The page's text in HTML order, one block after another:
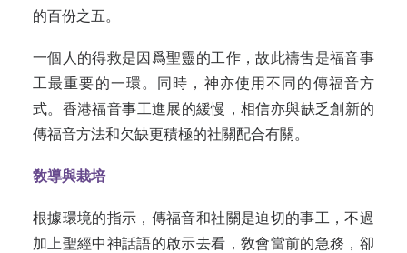
的百份之‍五。‍
一個人的得救是因爲聖靈的工作，故‍此禱吿是福音事
工最重要的一環。同時，神亦使用不同的傳福音方
式。香港福音事工進展的緩慢，相信亦與缺乏創新的
傳福‍音方法和欠缺更積極的社關配合有關。
敎導與栽培
根據環境的指示，傳福音和社關是迫‍切的事工，不過
加上聖經中神話語的啟示‍去看，敎會當前的急務，卻